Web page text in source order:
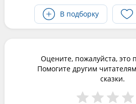
В подборку
Оцените, пожалуйста, это
Помогите другим
сказки.